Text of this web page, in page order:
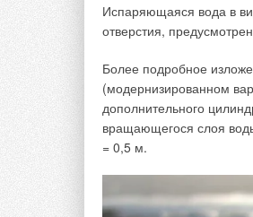
Испаряющаяся вода в
отверстия,
Более подробное
(модернизированном
дополнительного
вращающегося слоя
= 0,5 м.
Имеются альтернативы,
дороже, не
длинными,
экран для